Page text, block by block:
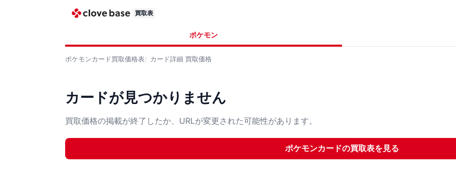
買取表
ポケモン
ポケモンカード買取価格表 カード詳細 買取価格
カードが見つかりません
買取価格の掲載が終了したか、URLが変更された可能性があります。
ポケモンカードの買取表を見る